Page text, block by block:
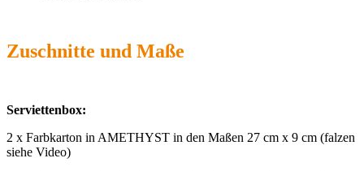
Zuschnitte und Maße
Serviettenbox:
2 x Farbkarton in AMETHYST in den Maßen 27 cm x 9 cm (falzen
siehe Video)